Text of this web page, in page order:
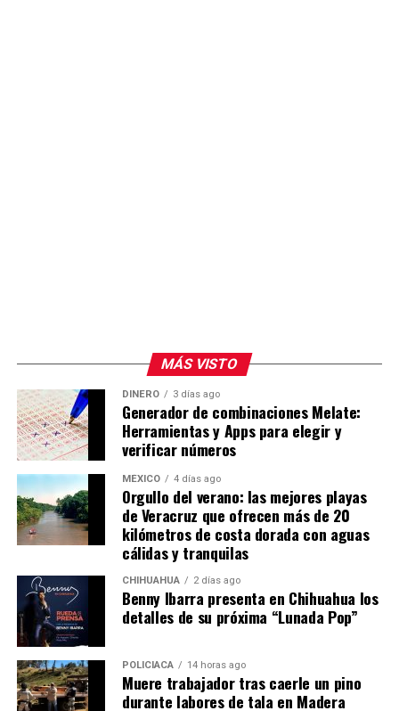
MÁS VISTO
DINERO 3 días ago
Generador de combinaciones Melate:
Herramientas y Apps para elegir y
verificar números
MÉXICO 4 días ago
Orgullo del verano: las mejores playas
de Veracruz que ofrecen más de 20
kilómetros de costa dorada con aguas
cálidas y tranquilas
CHIHUAHUA 2 días ago
Benny Ibarra presenta en Chihuahua los
detalles de su próxima “Lunada Pop”
POLICIACA 14 horas ago
Muere trabajador tras caerle un pino
durante labores de tala en Madera